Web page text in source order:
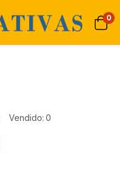
0
Vendido: 0